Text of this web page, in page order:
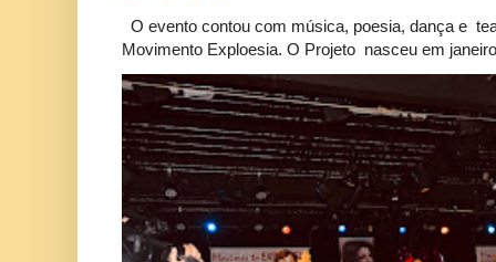
O evento contou com música, poesia, dança e
Movimento Exploesia. O Projeto nasceu em